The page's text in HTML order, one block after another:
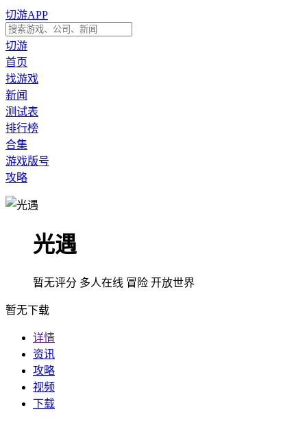
切游APP
切游
首页
找游戏
新闻
测试表
排行榜
合集
游戏版号
攻略
光遇
暂无评分 多人在线 冒险 开放世界
暂无下载
详情
资讯
攻略
视频
下载